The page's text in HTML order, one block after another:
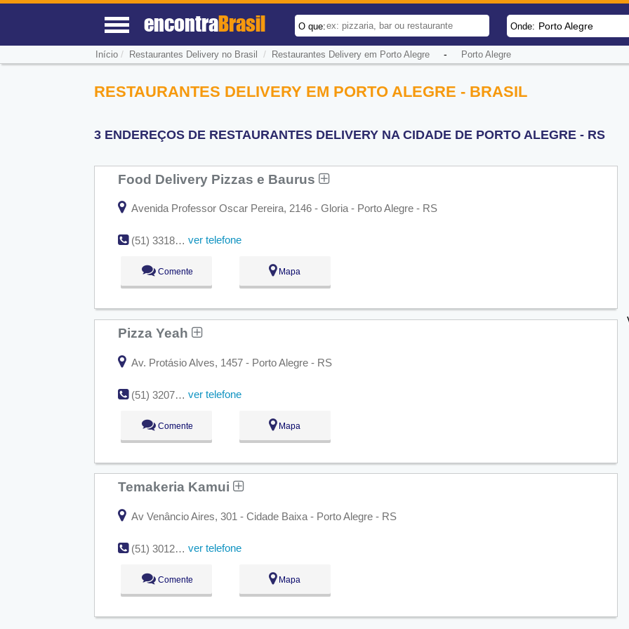
encontraBrasil O que: Onde: Porto Alegre
Início/ Restaurantes Delivery no Brasil / Restaurantes Delivery em Porto Alegre- Porto Alegre
RESTAURANTES DELIVERY EM PORTO ALEGRE - BRASIL
3 ENDEREÇOS DE RESTAURANTES DELIVERY NA CIDADE DE PORTO ALEGRE - RS
Food Delivery Pizzas e Baurus
Avenida Professor Oscar Pereira, 2146 - Gloria - Porto Alegre - RS
(51) 3318-1760 ver telefone
Comente Mapa
Pizza Yeah
Av. Protásio Alves, 1457 - Porto Alegre - RS
(51) 3207-8622 ver telefone
Comente Mapa
Temakeria Kamui
Av Venâncio Aires, 301 - Cidade Baixa - Porto Alegre - RS
(51) 3012-3777 ver telefone
Comente Mapa